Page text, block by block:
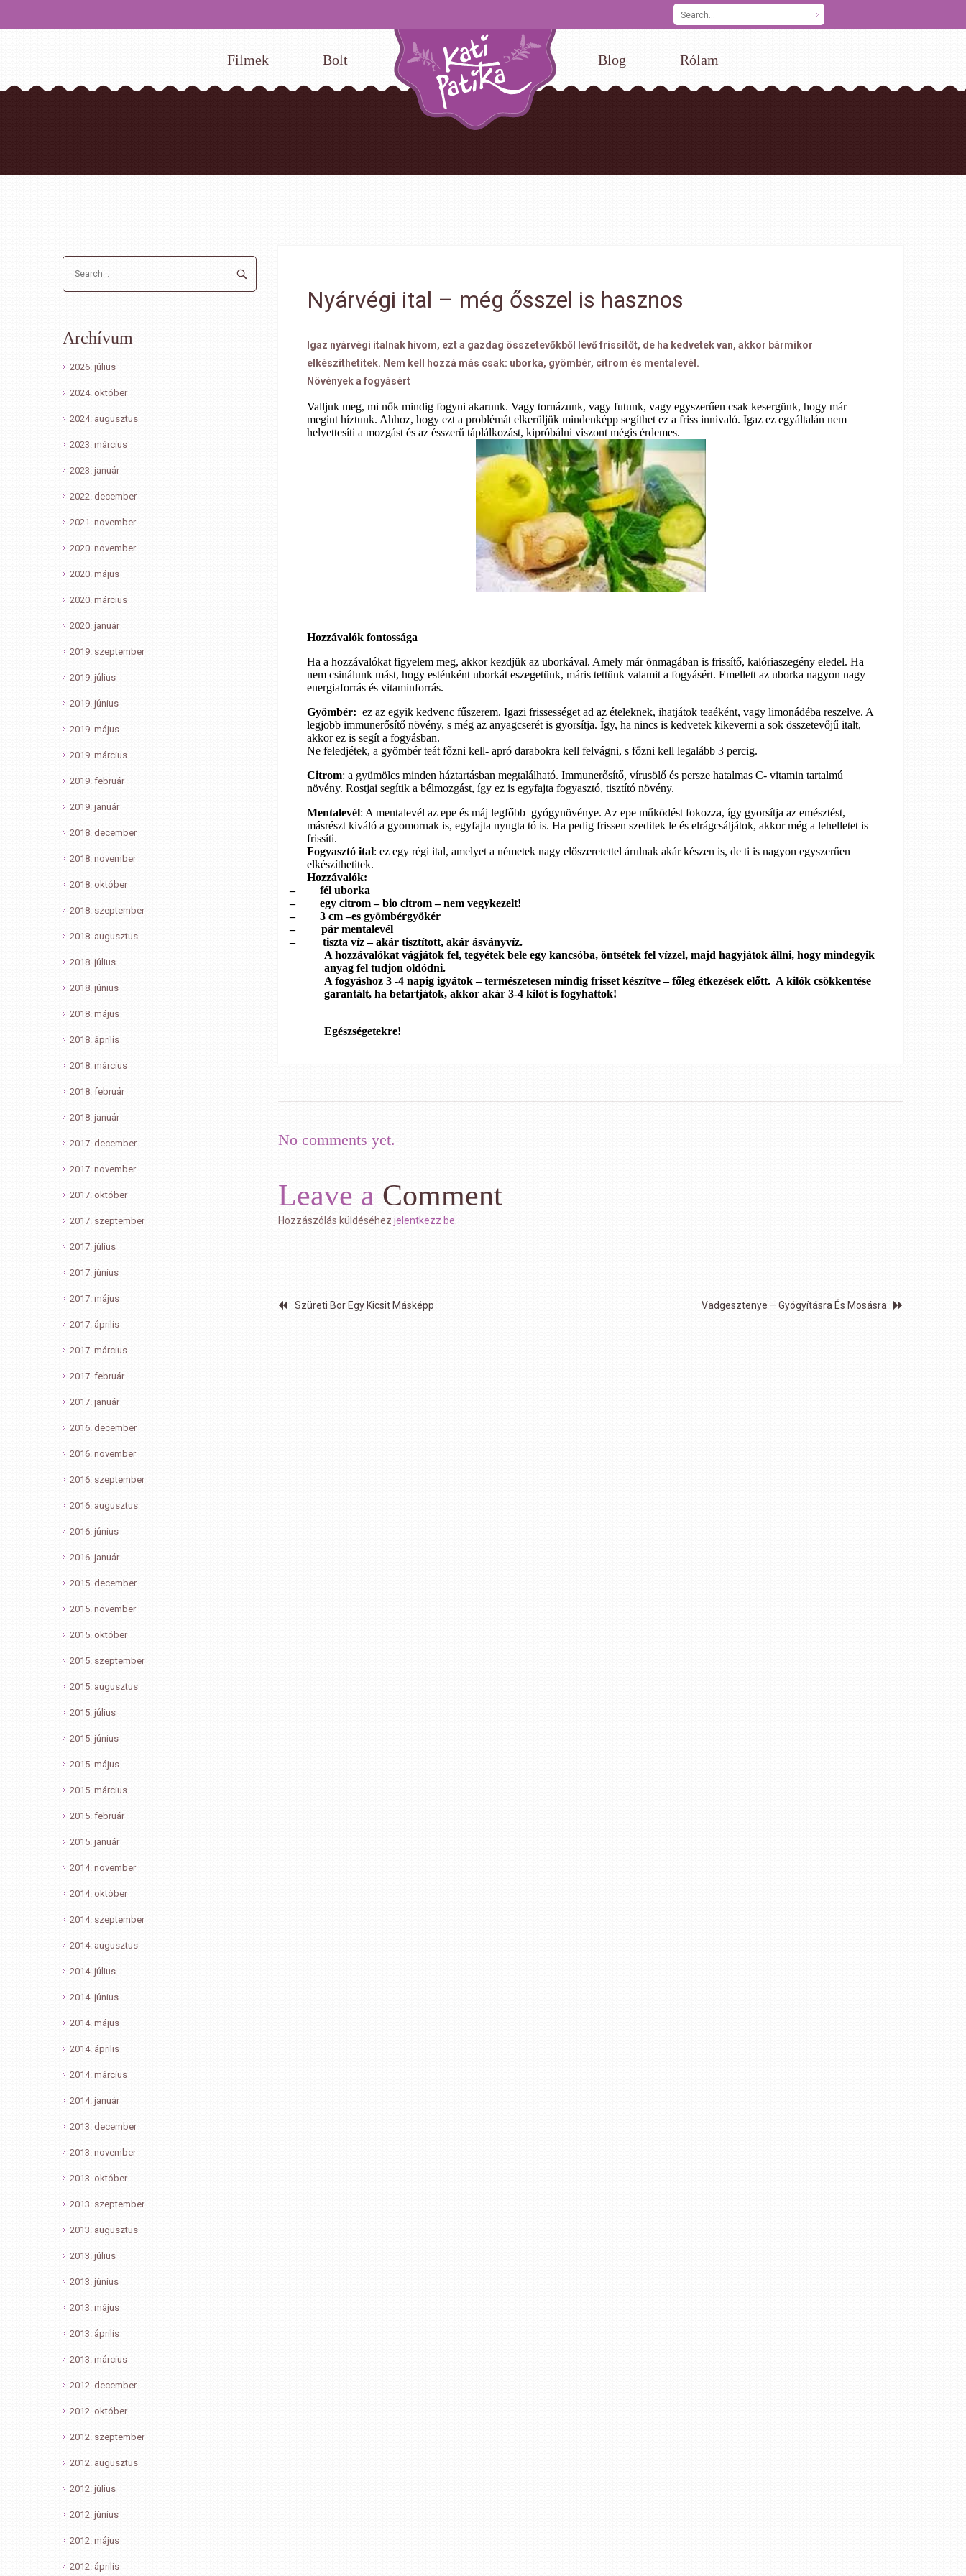
Filmek Bolt Blog Rólam
Nyárvégi ital – még ősszel is hasznos
Igaz nyárvégi italnak hívom, ezt a gazdag összetevőkből lévő frissítőt, de ha kedvetek van, akkor bármikor
elkészíthetitek. Nem kell hozzá más csak: uborka, gyömbér, citrom és mentalevél.
Növények a fogyásért
Valljuk meg, mi nők mindig fogyni akarunk. Vagy tornázunk, vagy futunk, vagy egyszerűen csak kesergünk, hogy már
megint híztunk. Ahhoz, hogy ezt a problémát elkerüljük mindenképp segíthet ez a friss innivaló. Igaz ez egyáltalán nem
helyettesíti a mozgást és az ésszerű táplálkozást, kipróbálni viszont mégis érdemes.
Hozzávalók fontossága
Ha a hozzávalókat figyelem meg, akkor kezdjük az uborkával. Amely már önmagában is frissítő, kalóriaszegény eledel. Ha
nem csinálunk mást, hogy esténként uborkát eszegetünk, máris tettünk valamit a fogyásért. Emellett az uborka nagyon nagy
energiaforrás és vitaminforrás.
Gyömbér: ez az egyik kedvenc fűszerem. Igazi frissességet ad az ételeknek, ihatjátok teaéként, vagy limonádéba reszelve. A
legjobb immunerősítő növény, s még az anyagcserét is gyorsítja. Így, ha nincs is kedvetek kikeverni a sok összetevőjű italt,
akkor ez is segít a fogyásban.
Ne feledjétek, a gyömbér teát főzni kell- apró darabokra kell felvágni, s főzni kell legalább 3 percig.
Citrom: a gyümölcs minden háztartásban megtalálható. Immunerősítő, vírusölő és persze hatalmas C- vitamin tartalmú
növény. Rostjai segítik a bélmozgást, így ez is egyfajta fogyasztó, tisztító növény.
Mentalevél: A mentalevél az epe és máj legfőbb gyógynövénye. Az epe működést fokozza, így gyorsítja az emésztést,
másrészt kiváló a gyomornak is, egyfajta nyugta tó is. Ha pedig frissen szeditek le és elrágcsáljátok, akkor még a lehelletet is
frissíti.
Fogyasztó ital: ez egy régi ital, amelyet a németek nagy előszeretettel árulnak akár készen is, de ti is nagyon egyszerűen
elkészíthetitek.
Hozzávalók:
–
fél uborka
–
egy citrom – bio citrom – nem vegykezelt!
–
3 cm –es gyömbérgyökér
–
pár mentalevél
–
tiszta víz – akár tisztított, akár ásványvíz.
A hozzávalókat vágjátok fel, tegyétek bele egy kancsóba, öntsétek fel vízzel, majd hagyjátok állni, hogy mindegyik
anyag fel tudjon oldódni.
A fogyáshoz 3 -4 napig igyátok – természetesen mindig frisset készítve – főleg étkezések előtt. A kilók csökkentése
garantált, ha betartjátok, akkor akár 3-4 kilót is fogyhattok!
Egészségetekre!
No comments yet.
Leave a Comment
Hozzászólás küldéséhez jelentkezz be.
Szüreti Bor Egy Kicsit Másképp Vadgesztenye – Gyógyításra És Mosásra
Archívum
2026. július
2024. október
2024. augusztus
2023. március
2023. január
2022. december
2021. november
2020. november
2020. május
2020. március
2020. január
2019. szeptember
2019. július
2019. június
2019. május
2019. március
2019. február
2019. január
2018. december
2018. november
2018. október
2018. szeptember
2018. augusztus
2018. július
2018. június
2018. május
2018. április
2018. március
2018. február
2018. január
2017. december
2017. november
2017. október
2017. szeptember
2017. július
2017. június
2017. május
2017. április
2017. március
2017. február
2017. január
2016. december
2016. november
2016. szeptember
2016. augusztus
2016. június
2016. január
2015. december
2015. november
2015. október
2015. szeptember
2015. augusztus
2015. július
2015. június
2015. május
2015. március
2015. február
2015. január
2014. november
2014. október
2014. szeptember
2014. augusztus
2014. július
2014. június
2014. május
2014. április
2014. március
2014. január
2013. december
2013. november
2013. október
2013. szeptember
2013. augusztus
2013. július
2013. június
2013. május
2013. április
2013. március
2012. december
2012. október
2012. szeptember
2012. augusztus
2012. július
2012. június
2012. május
2012. április